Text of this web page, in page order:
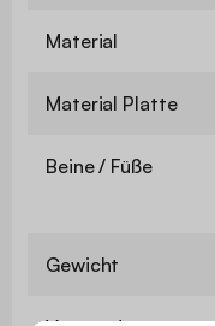
Material
Material Platte
Beine / Füße
Gewicht